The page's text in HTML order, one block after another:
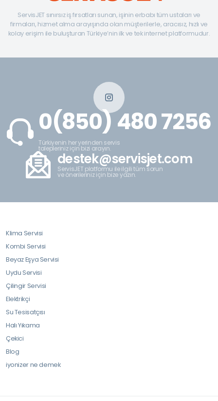
ServisJET sınırsız iş fırsatları sunan, işinin erbabı tüm ustaları ve
firmaları, hizmet alma arayışında olan müşterilerle, aracısız, hızlı ve
kolay erişim ile buluşturan Türkiye’nin ilk ve tek internet platformudur.
0(850) 480 7256
Türkiyenin her yerinden servis
talepleriniz için bizi arayın.
destek@servisjet.com
ServisJET platformu ile ilgili tüm sorun
ve önerileriniz için bize yazın.
Klima Servisi
Kombi Servisi
Beyaz Eşya Servisi
Uydu Servisi
Çilingir Servisi
Elektrikçi
Su Tesisatçısı
Halı Yıkama
Çekici
Blog
iyonizer ne demek